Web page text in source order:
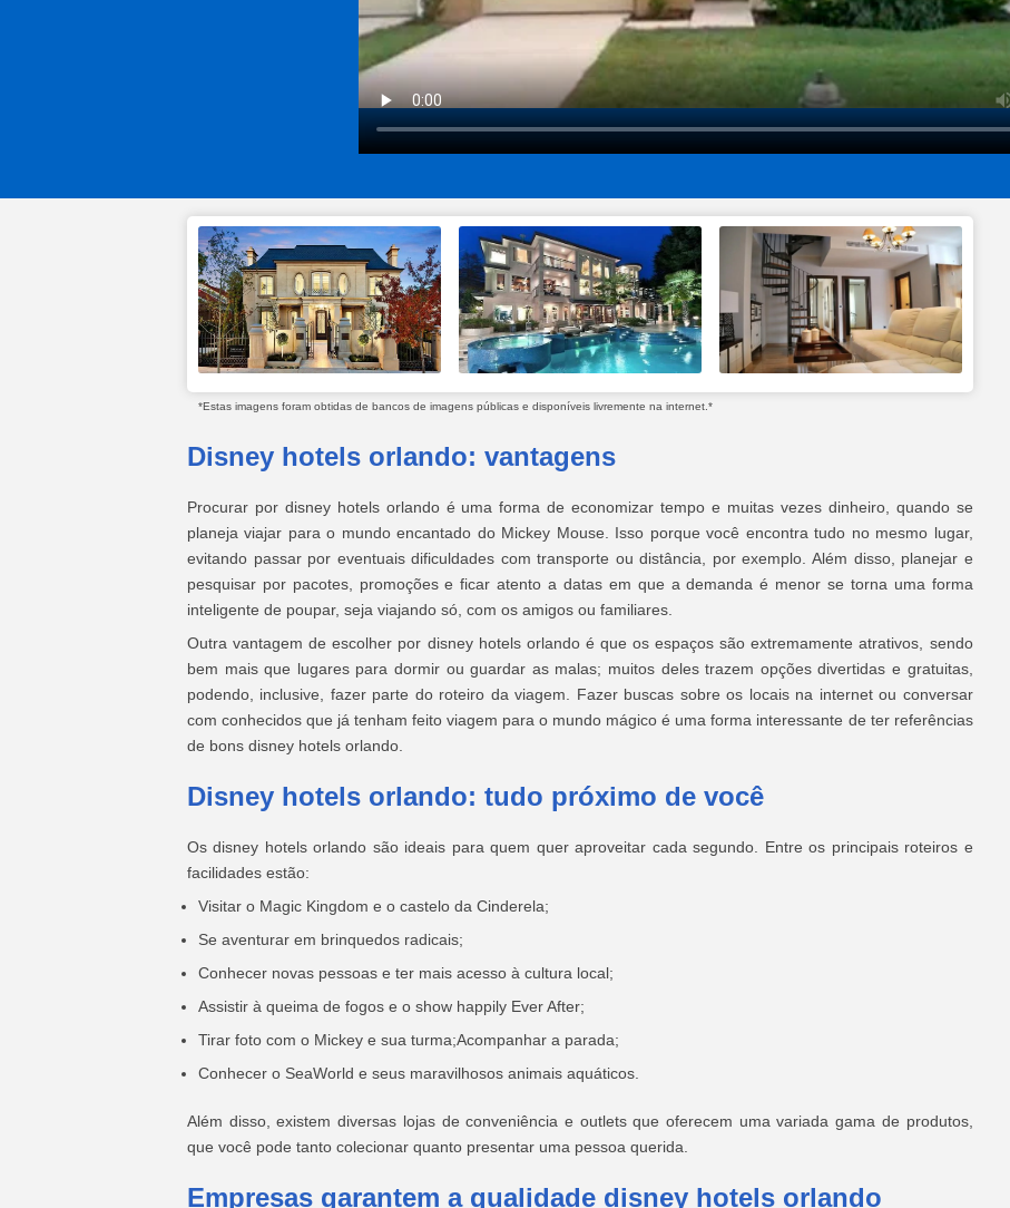
*Estas imagens foram obtidas de bancos de imagens públicas e disponíveis livremente na internet.*
Disney hotels orlando: vantagens
Procurar por disney hotels orlando é uma forma de economizar tempo e muitas vezes dinheiro, quando se
planeja viajar para o mundo encantado do Mickey Mouse. Isso porque você encontra tudo no mesmo lugar,
evitando passar por eventuais dificuldades com transporte ou distância, por exemplo. Além disso, planejar e
pesquisar por pacotes, promoções e ficar atento a datas em que a demanda é menor se torna uma forma
inteligente de poupar, seja viajando só, com os amigos ou familiares.
Outra vantagem de escolher por disney hotels orlando é que os espaços são extremamente atrativos, sendo
bem mais que lugares para dormir ou guardar as malas; muitos deles trazem opções divertidas e gratuitas,
podendo, inclusive, fazer parte do roteiro da viagem. Fazer buscas sobre os locais na internet ou conversar
com conhecidos que já tenham feito viagem para o mundo mágico é uma forma interessante de ter referências
de bons disney hotels orlando.
Disney hotels orlando: tudo próximo de você
Os disney hotels orlando são ideais para quem quer aproveitar cada segundo. Entre os principais roteiros e
facilidades estão:
Visitar o Magic Kingdom e o castelo da Cinderela;
Se aventurar em brinquedos radicais;
Conhecer novas pessoas e ter mais acesso à cultura local;
Assistir à queima de fogos e o show happily Ever After;
Tirar foto com o Mickey e sua turma;Acompanhar a parada;
Conhecer o SeaWorld e seus maravilhosos animais aquáticos.
Além disso, existem diversas lojas de conveniência e outlets que oferecem uma variada gama de produtos,
que você pode tanto colecionar quanto presentar uma pessoa querida.
Empresas garantem a qualidade disney hotels orlando